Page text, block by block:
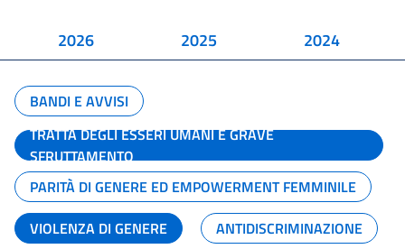
2026 2025 2024
BANDI E AVVISI
TRATTA DEGLI ESSERI UMANI E GRAVE
SFRUTTAMENTO
PARITÀ DI GENERE ED EMPOWERMENT FEMMINILE
VIOLENZA DI GENERE
ANTIDISCRIMINAZIONE